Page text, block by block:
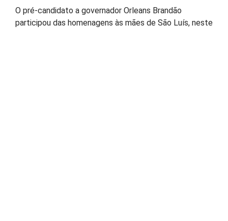
O pré-candidato a governador Orleans Brandão
participou das homenagens às mães de São Luís, neste